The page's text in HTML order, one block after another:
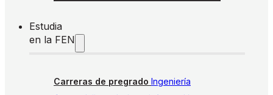
Estudia
en la FEN
Carreras de pregrado Ingeniería